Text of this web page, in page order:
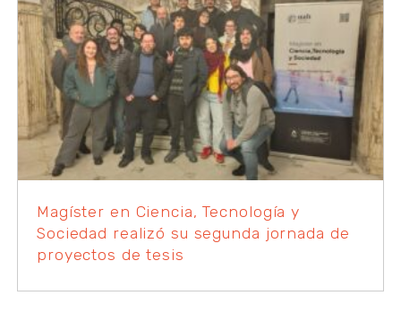
Magíster en Ciencia, Tecnología y
Sociedad realizó su segunda jornada de
proyectos de tesis